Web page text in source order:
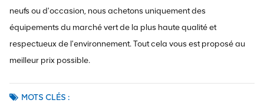
neufs ou d'occasion, nous achetons uniquement des
équipements du marché vert de la plus haute qualité et
respectueux de l'environnement. Tout cela vous est proposé au
meilleur prix possible.
MOTS CLÉS :